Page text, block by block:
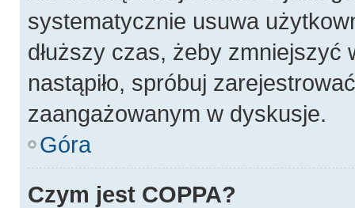
systematycznie usuwa
dłuższy czas, żeby
nastąpiło, spróbuj
zaangażowanym w dyskusje.
Góra
Czym jest COPPA?